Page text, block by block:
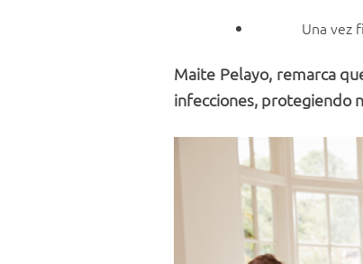
Una vez
Maite Pelayo, remarca
infecciones, protegiendo